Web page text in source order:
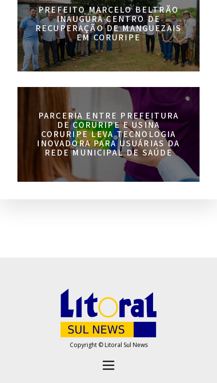
PREFEITO MARCELO BELTRÃO
INAUGURA CENTRO DE
RECUPERAÇÃO DE MANGUEZAIS
EM CORURIPE
PARCERIA ENTRE PREFEITURA
DE CORURIPE E USINA
CORURIPE LEVA TECNOLOGIA
INOVADORA PARA USUÁRIAS DA
REDE MUNICIPAL DE SAÚDE
Copyright © Litoral Sul News